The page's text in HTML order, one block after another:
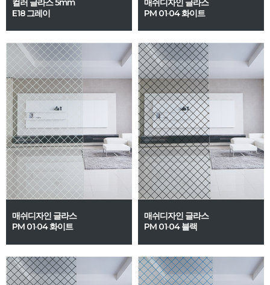
컬러 글라스 5mm
E18 그레이
매쉬디자인 글라스
PM 01·04 화이트
매쉬디자인 글라스
PM 01·04 화이트
매쉬디자인 글라스
PM 01·04 블랙